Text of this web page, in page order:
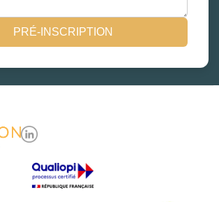
PRÉ-INSCRIPTION